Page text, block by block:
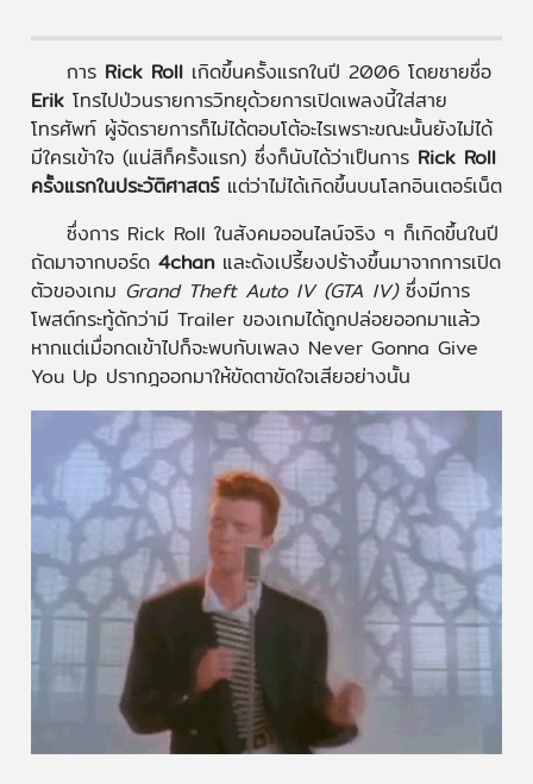
การ Rick Rollเกิดขึ้นครั้งแรกในปี 2006 โดยชายชื่อ
Erikโทรไปป่วนรายการวิทยุด้วยการเปิดเพลงนี้ใส่สาย
โทรศัพท์ ผู้จัดรายการก็ไม่ได้ตอบโต้อะไรเพราะขณะนั้นยังไม่ได้
มีใครเข้าใจ (แน่สิก็ครั้งแรก) ซึ่งก็นับได้ว่าเป็นการ Rick Roll
ครั้งแรกในประวัติศาสตร์แต่ว่าไม่ได้เกิดขึ้นบนโลกอินเตอร์เน็ต
ซึ่งการ Rick Roll ในสังคมออนไลน์จริง ๆ ก็เกิดขึ้นในปี
ถัดมาจากบอร์ด 4chanและดังเปรี้ยงปร้างขึ้นมาจากการเปิด
ตัวของเกม Grand Theft Auto IV (GTA IV)ซึ่งมีการ
โพสต์กระทู้ดักว่ามี Trailer ของเกมได้ถูกปล่อยออกมาแล้ว
หากแต่เมื่อกดเข้าไปก็จะพบกับเพลง Never Gonna Give
You Up ปรากฎออกมาให้ขัดตาขัดใจเสียอย่างนั้น